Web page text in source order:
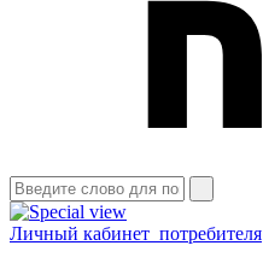
Личный кабинет потребителя